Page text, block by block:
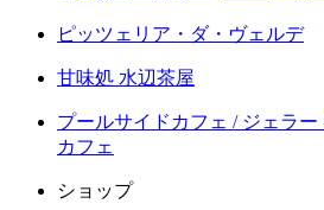
ピッツェリア・ダ・ヴェルデ
甘味処 水辺茶屋
プールサイドカフェ / ジェラ
カフェ
ショップ